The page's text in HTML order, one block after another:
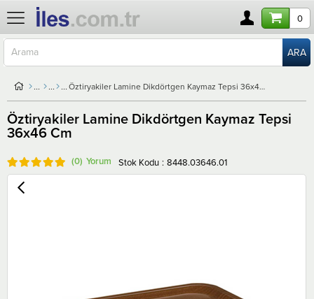
0
Öztiryakiler Lamine Dikdörtgen Kaymaz Tepsi 36x46 Cm
Öztiryakiler Lamine Dikdörtgen Kaymaz Tepsi
36x46 Cm
(0) Stok Kodu 8448.03646.01